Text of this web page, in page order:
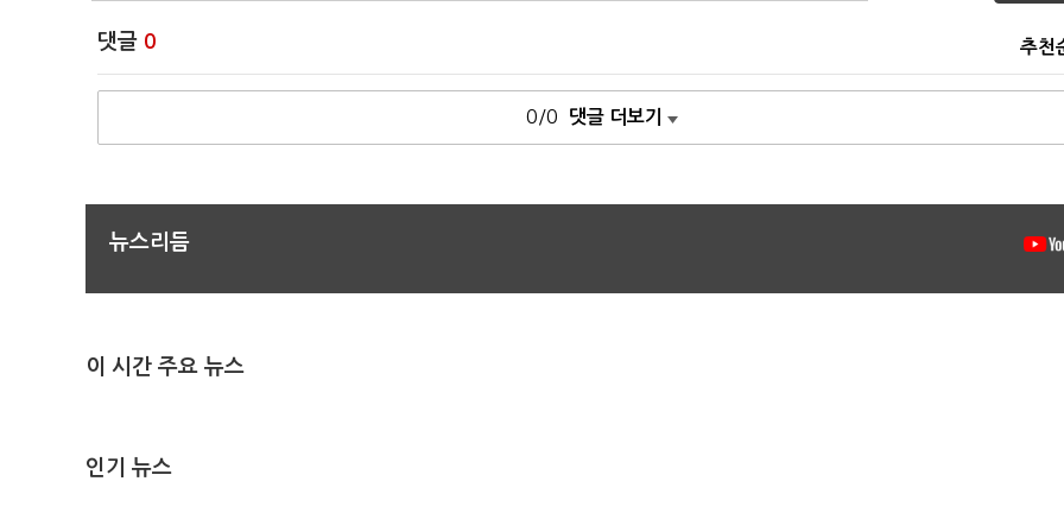
댓글 0 추천
0/0 댓글 더보기
뉴스리듬
이 시간 주요 뉴스
인기 뉴스